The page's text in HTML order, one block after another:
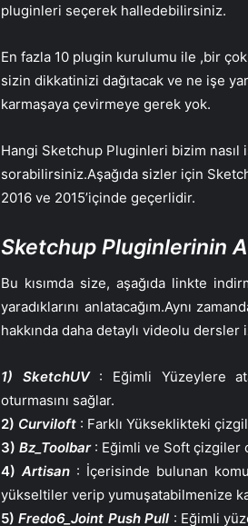
pluginleri seçerek halledebilirsiniz.
En fazla 10 plugin kurulumu ile ,bir
sizin dikkatinizi dağıtacak ve ne işe
karmaşaya çevirmeye gerek yok.
Hangi Sketchup Pluginleri bizim nasıl
sorabilirsiniz.Aşağıda sizler için
2016 ve 2015’içinde geçerlidir.
Sketchup Pluginlerinin
Bu kısımda size, aşağıda linkte
yaradıklarını anlatacağım.Aynı
hakkında daha detaylı videolu
1) SketchUV: Eğimli Yüzeylere
oturmasını sağlar.
2) Curviloft : Farklı Yükseklikteki
3) Bz_Toolbar: Eğimli ve Soft çizgiler
4) Artisan : İçerisinde bulunan
yükseltiler verip yumuşatabilmenize
5) Fredo6_Joint Push Pull : Eğimli